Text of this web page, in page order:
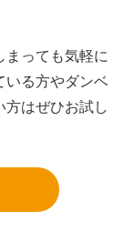
まっても気軽に
いる方やダンベ
方はぜひお試し